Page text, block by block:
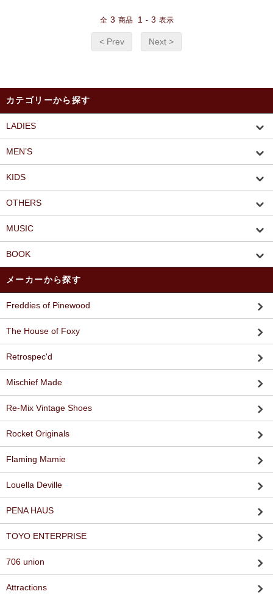
全 3 商品 1 - 3 表示
< Prev Next >
カテゴリーから探す
LADIES
MEN’S
KIDS
OTHERS
MUSIC
BOOK
メーカーから探す
Freddies of Pinewood
The House of Foxy
Retrospec'd
Mischief Made
Re-Mix Vintage Shoes
Rocket Originals
Flaming Mamie
Louella Deville
PENA HAUS
TOYO ENTERPRISE
706 union
Attractions